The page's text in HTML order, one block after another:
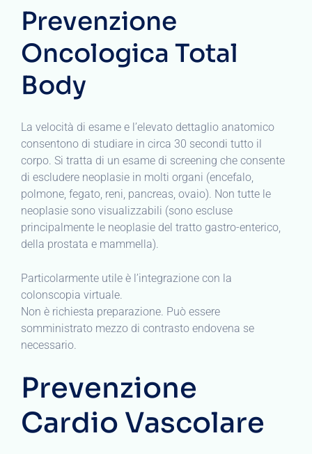
Prevenzione
Oncologica Total
Body
La velocità di esame e l’elevato dettaglio anatomico
consentono di studiare in circa 30 secondi tutto il
corpo. Si tratta di un esame di screening che consente
di escludere neoplasie in molti organi (encefalo,
polmone, fegato, reni, pancreas, ovaio). Non tutte le
neoplasie sono visualizzabili (sono escluse
principalmente le neoplasie del tratto gastro-enterico,
della prostata e mammella).
Particolarmente utile è l’integrazione con la
colonscopia virtuale.
Non è richiesta preparazione. Può essere
somministrato mezzo di contrasto endovena se
necessario.
Prevenzione
Cardio Vascolare